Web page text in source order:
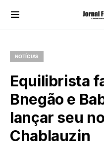
NOTÍCIAS
Equilibrista
Bnegão e
lançar seu
Chablauzin